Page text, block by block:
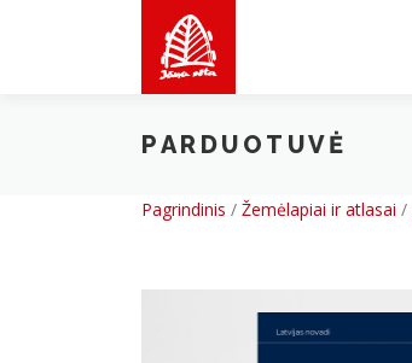
PARDUOTUVĖ
Pagrindinis / Žemėlapiai ir atlasai /